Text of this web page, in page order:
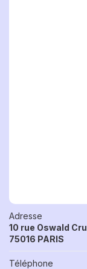
Adresse
10 rue Oswald
75016 PARIS
Téléphone